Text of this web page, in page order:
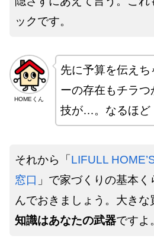
ックです。
HOMEくん
先に予算を伝えち
ーの存在もチラ
技が…。なるほど
それから「LIFULL
窓口 」で家づくりの基本く
んでおきましょう。大きな
知識はあなたの武器ですよ